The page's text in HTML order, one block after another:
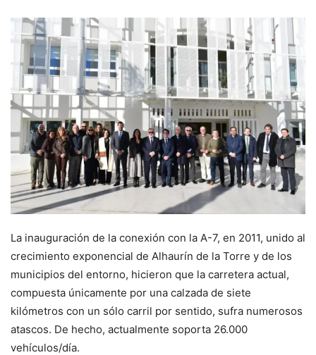
La inauguración de la conexión con la A-7, en 2011, unido al
crecimiento exponencial de Alhaurín de la Torre y de los
municipios del entorno, hicieron que la carretera actual,
compuesta únicamente por una calzada de siete
kilómetros con un sólo carril por sentido, sufra numerosos
atascos. De hecho, actualmente soporta 26.000
vehículos/día.